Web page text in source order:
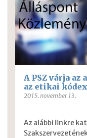
A PSZ várja
az etikai
2015. november 13.
Az alábbi linkre